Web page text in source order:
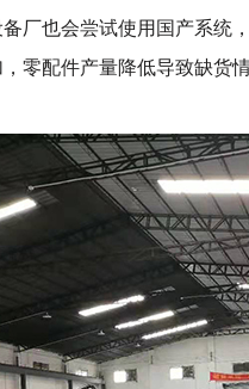
厂也会尝试使用国产系统
零配件产量降低导致缺货